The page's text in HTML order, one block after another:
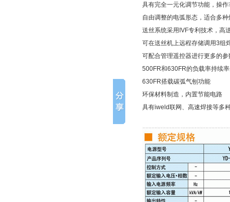
具有完全一元化调节功能，操作
自由调整的电弧形态，适合多
送丝系统采用IVF专利技术，高
可在送丝机上远程存储调用3组
可配合管理遥控器进行更多的
500FR和630FR的负载率持续
630FR搭载碳弧气刨功能
环保材料制造，内置节能电路
具有iweld联网、高速焊接等多